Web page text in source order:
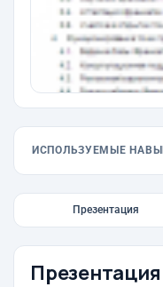
ИСПОЛЬЗУЕМЫЕ
Презентация